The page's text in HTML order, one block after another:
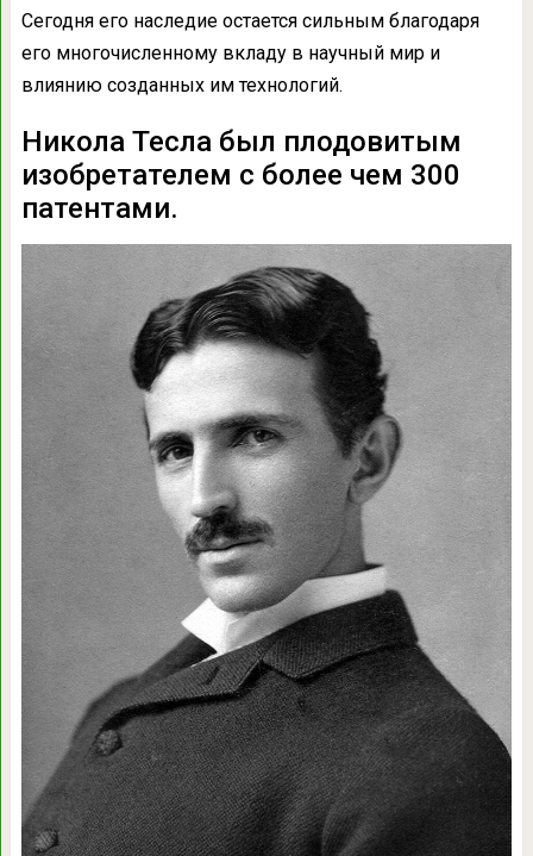
Сегодня его наследие остается сильным благодаря
его многочисленному вкладу в научный мир и
влиянию созданных им технологий.
Никола Тесла был плодовитым
изобретателем с более чем 300
патентами.